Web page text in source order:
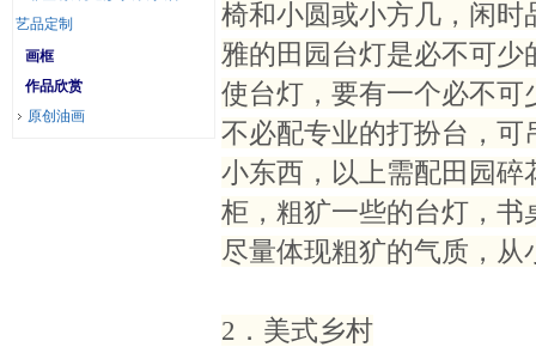
椅和小圆或小方几，闲
雅的田园台灯是必不可
使台灯，要有一个必不
不必配专业的打扮台，
小东西，以上需配田园
柜，粗犷一些的台灯，
尽量体现粗犷的气质，
2．美式乡村
艺品定制
画框
作品欣赏
原创油画